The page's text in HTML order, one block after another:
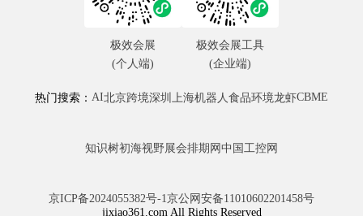
热门搜索： AI北京跨境深圳 上海机器人食品环境龙虾CBME
知识树初海视野展会排期网 中国工控网
京ICP备2024055382号-1京公网安备11010602201458号
jixiao361.com All Rights Reserved
极效会展
(个人端)
极效会展工具
(企业端)